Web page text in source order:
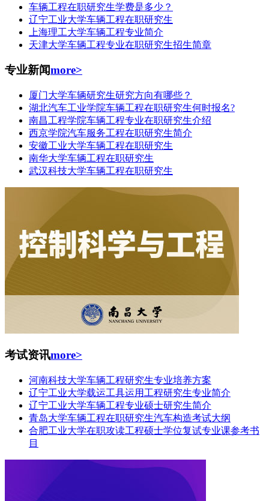
车辆工程在职研究生学费是多少？
辽宁工业大学车辆工程在职研究生
上海理工大学车辆工程专业简介
天津大学车辆工程专业在职研究生招生简章
专业新闻more>
厦门大学车辆研究生研究方向有哪些？
湖北汽车工业学院车辆工程在职研究生何时报名?
南昌工程学院车辆工程专业在职研究生介绍
西京学院汽车服务工程在职研究生简介
安徽工业大学车辆工程在职研究生
南华大学车辆工程在职研究生
武汉科技大学车辆工程在职研究生
考试资讯more>
河南科技大学车辆工程研究生专业培养方案
辽宁工业大学载运工具运用工程研究生专业简介
辽宁工业大学车辆工程专业硕士研究生简介
青岛大学车辆工程在职研究生汽车构造考试大纲
合肥工业大学在职攻读工程硕士学位复试专业课参考书
目